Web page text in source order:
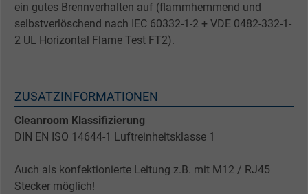
ein gutes Brennverhalten auf (flammhemmend und
selbstverlöschend nach IEC 60332-1-2 + VDE 0482-332-1-
2 UL Horizontal Flame Test FT2).
ZUSATZINFORMATIONEN
Cleanroom Klassifizierung
DIN EN ISO 14644-1 Luftreinheitsklasse 1
Auch als konfektionierte Leitung z.B. mit M12 / RJ45
Stecker möglich!